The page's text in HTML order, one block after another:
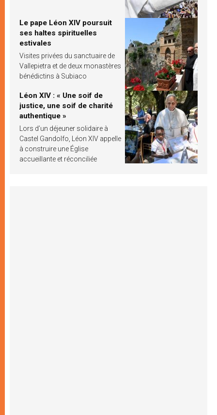
Le pape Léon XIV poursuit
ses haltes spirituelles
estivales
Visites privées du sanctuaire de
Vallepietra et de deux monastères
bénédictins à Subiaco
Léon XIV : « Une soif de
justice, une soif de charité
authentique »
Lors d’un déjeuner solidaire à
Castel Gandolfo, Léon XIV appelle
à construire une Église
accueillante et réconciliée